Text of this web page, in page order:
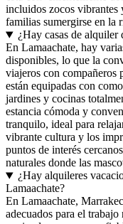
incluidos zocos vibrantes
familias sumergirse en la
¿Hay casas de alquiler
En Lamaachate, hay
disponibles, lo que la
viajeros con compañeros
están equipadas con
jardines y cocinas
estancia cómoda y
tranquilo, ideal para
vibrante cultura y los
puntos de interés
naturales donde las
¿Hay alquileres
Lamaachate?
En Lamaachate,
adecuados para el